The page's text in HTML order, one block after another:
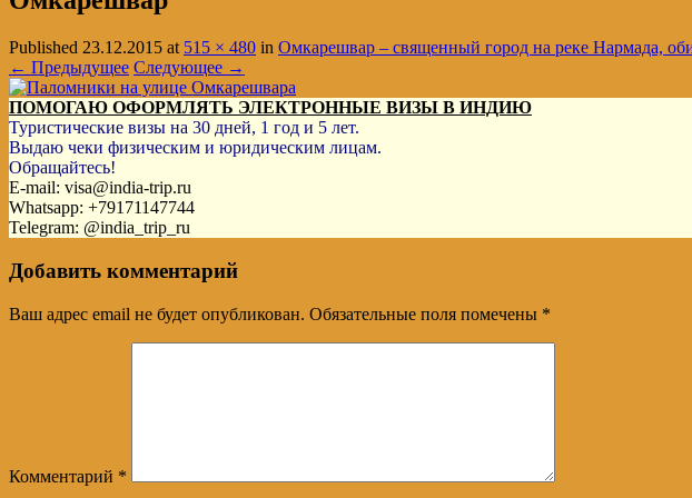
Published 23.12.2015 at 515 × 480 in Омкарешвар – священный город на реке Нармада,
← Предыдущее Следующее →
ПОМОГАЮ ОФОРМЛЯТЬ ЭЛЕКТРОННЫЕ ВИЗЫ В ИНДИЮ
Туристические визы на 30 дней, 1 год и 5 лет.
Выдаю чеки физическим и юридическим лицам.
Обращайтесь!
E-mail: visa@india-trip.ru
Whatsapp: +79171147744
Telegram: @india_trip_ru
Добавить комментарий
Ваш адрес email не будет опубликован. Обязательные поля помечены *
Комментарий *